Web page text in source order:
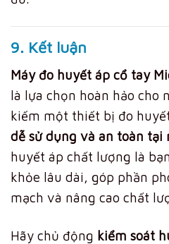
9. Kết luận
Máy đo huyết áp cổ tay
là lựa chọn hoàn hảo cho
kiếm một thiết bị đo
dễ sử dụng và an toàn tại
huyết áp chất lượng là
khỏe lâu dài, góp phần
mạch và nâng cao chất
Hãy chủ động kiểm soát